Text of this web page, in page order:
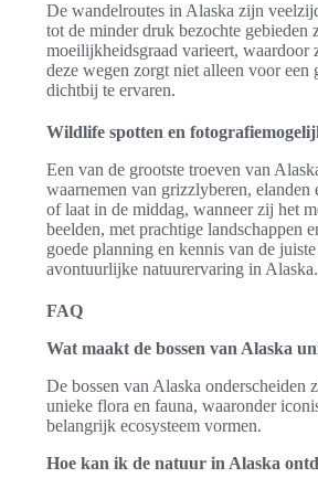
De wandelroutes in Alaska zijn
tot de minder druk bezochte
moeilijkheidsgraad varieert, waardoor
deze wegen zorgt niet alleen voor een
dichtbij te ervaren.
Wildlife spotten en
Een van de grootste troeven van
waarnemen van grizzlyberen, elanden
of laat in de middag, wanneer zij het
beelden, met prachtige landschappen
goede planning en kennis van de
avontuurlijke natuurervaring in Alaska.
FAQ
Wat maakt de bossen van Alaska
De bossen van Alaska onderscheiden
unieke flora en fauna, waaronder
belangrijk ecosysteem vormen.
Hoe kan ik de natuur in Alaska